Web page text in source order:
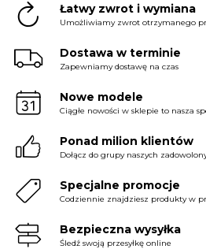
Łatwy zwrot i wymiana
Umożliwiamy zwrot otrzymanego
Dostawa w terminie
Zapewniamy dostawę na czas
Nowe modele
Ciągłe nowości w sklepie to nasza
Ponad milion klientów
Dołącz do grupy naszych
Specjalne promocje
Codziennie znajdziesz produkty w
Bezpieczna wysyłka
Śledź swoją przesyłkę online